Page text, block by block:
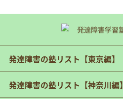
発達障害の塾リスト【東京編】
発達障害の塾リスト【神奈川編】